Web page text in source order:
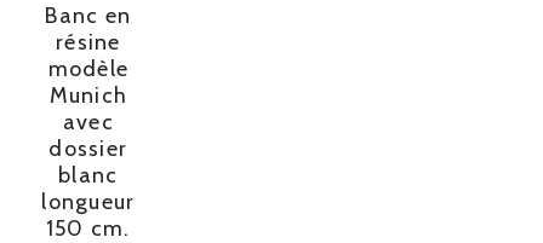
Banc en
résine
modèle
Munich
avec
dossier
blanc
longueur
150 cm.